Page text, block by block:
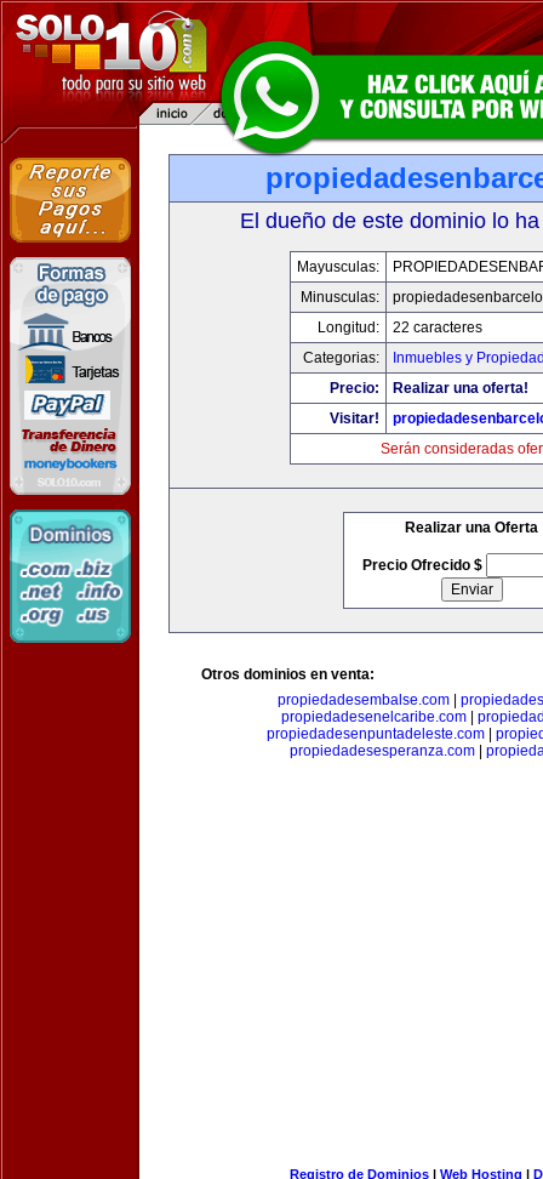
El dueño de este dominio lo
Mayusculas:
Minusculas:
Longitud:
22 caracteres
Categorias:
Inmuebles y
Precio:
Realizar una oferta!
Visitar!
Serán consideradas
Realizar una Oferta
Precio Ofrecido $
Otros dominios en venta:
propiedadesembalse.com|
propiedadesenelcaribe.com|
propiedadesenpuntadeleste.com
propiedadesesperanza.com
Registro de Dominios| Web Hosting |